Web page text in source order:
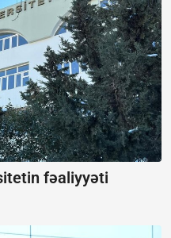
fəaliyyəti